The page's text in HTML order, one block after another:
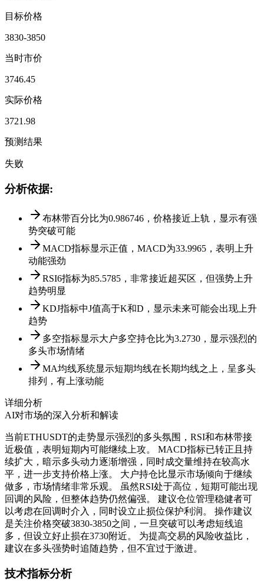
目标价格
3830-3850
当时市价
3746.45
实际价格
3721.98
预测结果
失败
分析依据:
布林带百分比为0.986746，价格接近上轨，显示有强
势突破可能
MACD指标显示正值，MACD为33.9965，表明上升
动能强劲
RSI6指标为85.5785，非常接近超买区，但强势上升
趋势明显
KDJ指标中J值高于K和D，显示未来可能会出现上升
趋势
多空指标显示大户多空持仓比为3.2730，显示强烈的
多头市场情绪
MA均线系统显示短期均线在长期均线之上，呈多头
排列，有上涨动能
详细分析
AI对市场的深入分析和解读
当前ETHUSDT的走势显示强烈的多头氛围，RSI和布林带接
近极值，表明短期内可能继续上攻。 MACD指标已转正且持
续扩大，暗示多头动力逐渐增强，同时成交量维持在较高水
平，进一步支持价格上涨。 大户持仓比显示市场倾向于继续
做多，市场情绪非常乐观。 虽然RSI处于高位，短期可能出现
回调的风险，但整体趋势仍然偏强。 建议仓位管理稳健者可
以考虑在回调时介入，同时设立止损位保护利润。 操作建议
是关注价格突破3830-3850之间，一旦突破可以考虑短线追
多，但设立好止损在3730附近。 为提高交易的风险收益比，
建议在多头强势时追随趋势，但不宜过于激进。
技术指标分析